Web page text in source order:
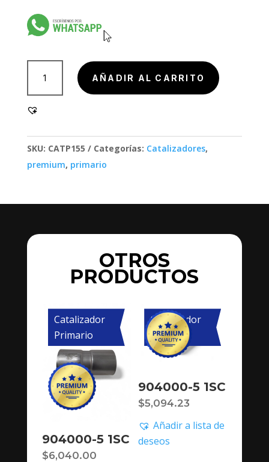
810002
cantidad
AÑADIR AL CARRITO
SKU: CATP155 Categorías: Catalizadores,
premium, primario
OTROS
PRODUCTOS
Catalizador
Primario
904000-5 1SC
$6,040.00
Catalizador
Primario
904000-5 1SC
$5,094.23
Añadir a lista de
deseos